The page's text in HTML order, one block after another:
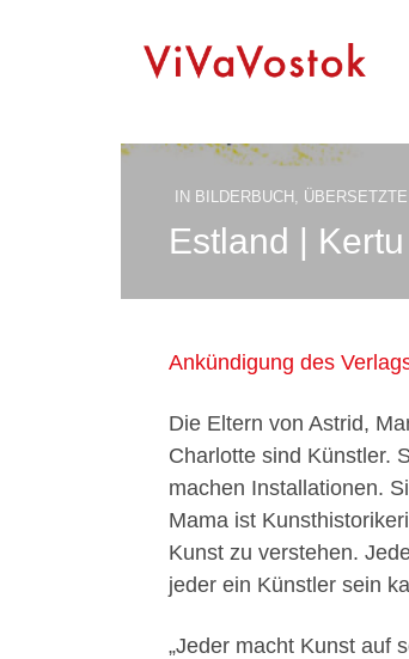
IN BILDERBUCH ,
Estland |
Ankündigung des
Die Eltern von Astrid,
Charlotte sind Künstler.
machen Installationen.
Mama ist
Kunst zu verstehen.
jeder ein Künstler sein
„Jeder macht Kunst auf